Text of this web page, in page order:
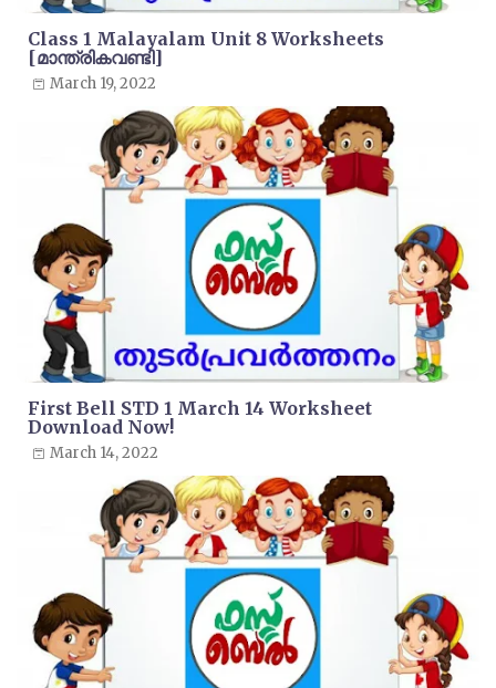
Class 1 Malayalam Unit 8 Worksheets
[മാന്ത്രികവണ്ടി]
March 19, 2022
First Bell STD 1 March 14 Worksheet
Download Now!
March 14, 2022